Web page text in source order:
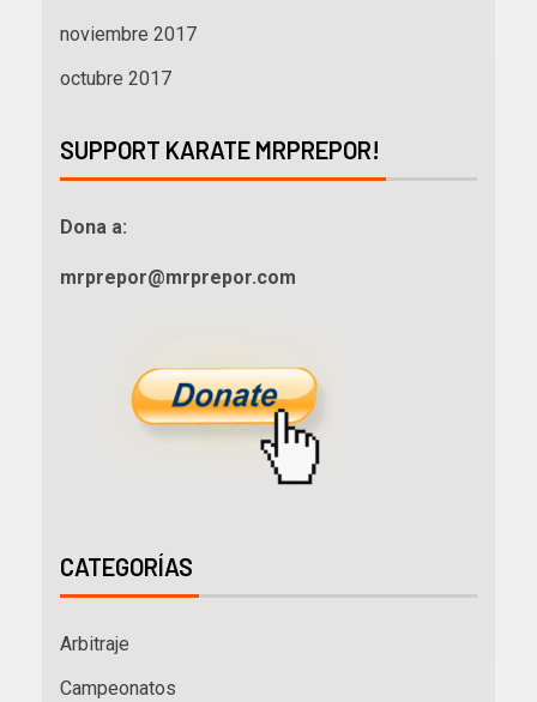
noviembre 2017
octubre 2017
SUPPORT KARATE MRPREPOR!
Dona a:
mrprepor@mrprepor.com
CATEGORÍAS
Arbitraje
Campeonatos